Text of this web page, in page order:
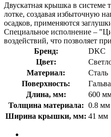
Двускатная крышка в системе
лотке, создавая избыточную
осадков, применяются
Специальное исполнение –
воздействий, что позволяет
Бренд:
DKC
Цвет:
Материал:
Сталь
Поверхность:
Длина, мм:
600
Толщина материала: 0.8 мм
Ширина крышки, мм: 41 мм